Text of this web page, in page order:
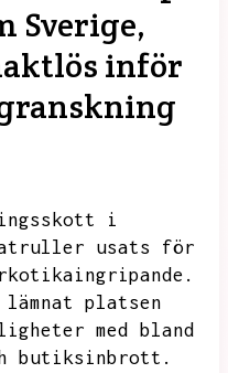
Sverige,
inför
i
usats för
lämnat platsen
med bland
butiksinbrott.